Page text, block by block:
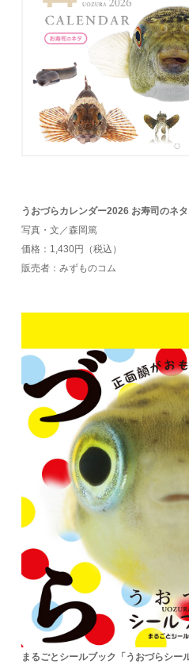
うおづらカレンダー2026 お寿司のネタ
写真・文／森岡篤
価格：1,430円（税込）
販売者：みずものコム
まるごとシールブック「うおづらシー